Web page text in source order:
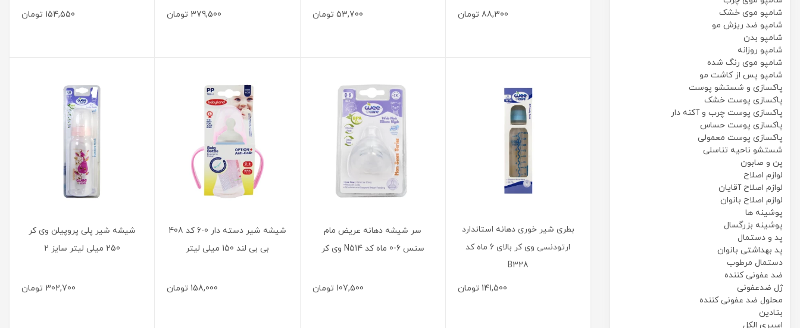
شامپو موی خشک
شامپو ضد ریزش مو
شامپو بدن
شامپو روزانه
شامپو موی رنگ شده
شامپو پس از کاشت مو
پاکسازی و شستشو پوست
پاکسازی پوست خشک
پاکسازی پوست چرب و آکنه دار
پاکسازی پوست حساس
پاکسازی پوست معمولی
شستشو ناحیه تناسلی
پن و صابون
لوازم اصلاح
لوازم اصلاح آقایان
لوازم اصلاح بانوان
پوشینه ها
پوشینه بزرگسال
پد و دستمال
پد بهداشتی بانوان
دستمال مرطوب
ضد عفونی کننده
ژل ضدعفونی
محلول ضد عفونی کننده
بتادین
اسپری الکل
88,300 تومان 53,700 تومان 379,500 تومان 154,550 تومان
بطری شیر خوری دهانه استاندارد
ارتودنسی وی کر بالای 6 ماه کد
B328
141,500 تومان
سر شیشه دهانه عریض مام
سنس 6-0 ماه کد N514 وی کر
107,500 تومان
شیشه شیر دسته دار 0-6 کد 408
بی بی لند 150 میلی لیتر
158,000 تومان
شیشه شیر پلی پروپیلن وی کر
250 میلی لیتر سایز 2
302,700 تومان